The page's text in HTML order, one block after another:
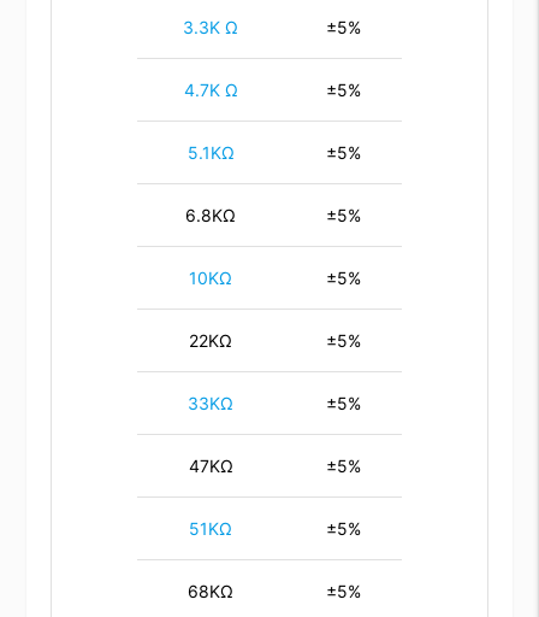
3.3K Ω ±5%
4.7K Ω ±5%
5.1KΩ ±5%
6.8KΩ ±5%
10KΩ ±5%
22KΩ ±5%
33KΩ ±5%
47KΩ ±5%
51KΩ ±5%
68KΩ ±5%